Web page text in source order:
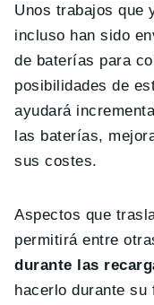
Unos trabajos que
incluso han sido
de baterías para
posibilidades de
ayudará
las baterías,
sus costes.
Aspectos que
permitirá entre
durante las
hacerlo durante su